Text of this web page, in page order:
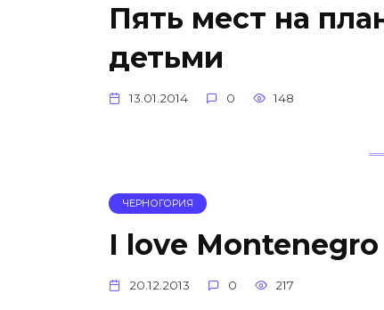
Пять мест на
детьми
13.01.2014 0 148
ЧЕРНОГОРИЯ
I love Montenegro
20.12.2013 0 217